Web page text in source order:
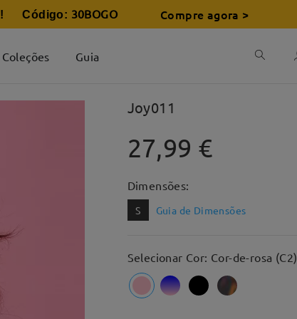
! Código: 30BOGO Compre agora >
Coleções Guia
Joy011
27,99 €
Dimensões:
S Guia de Dimensões
Selecionar Cor: Cor-de-rosa (C2)